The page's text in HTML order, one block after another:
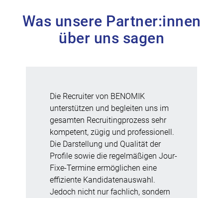
Was unsere Partner:innen
über uns sagen
Die Recruiter von BENOMIK
unterstützen und begleiten uns im
gesamten Recruitingprozess sehr
kompetent, zügig und professionell.
Die Darstellung und Qualität der
Profile sowie die regelmäßigen Jour-
Fixe-Termine ermöglichen eine
effiziente Kandidatenauswahl.
Jedoch nicht nur fachlich, sondern